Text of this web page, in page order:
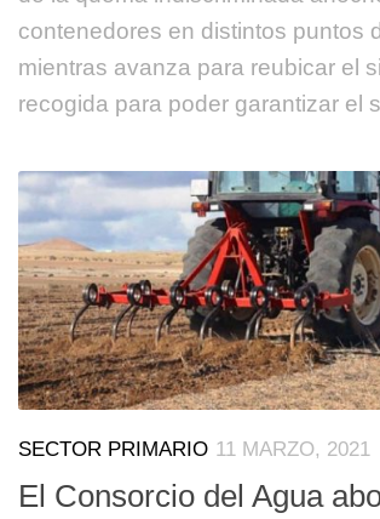
contenedores en distintos puntos
mientras avanza para reubicar el
recogida para poder garantizar el
SECTOR PRIMARIO 11 MARZO, 2021
El Consorcio del Agua